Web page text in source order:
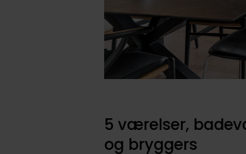
5 værelser,
og bryggers